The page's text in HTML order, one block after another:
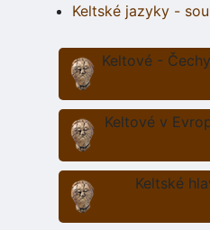
Keltské jazyky -
Keltové -
Keltové v
Keltské